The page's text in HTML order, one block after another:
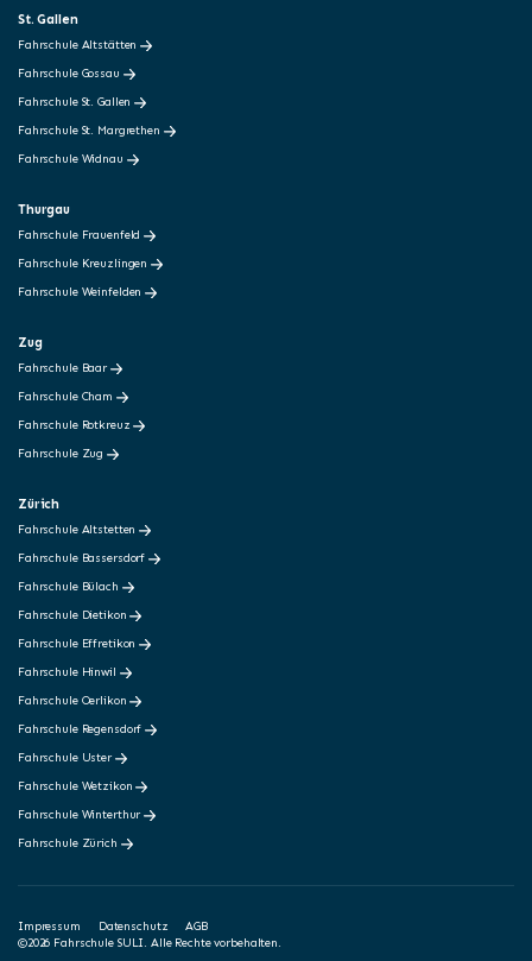
St. Gallen
Fahrschule Altstätten
Fahrschule Gossau
Fahrschule St. Gallen
Fahrschule St. Margrethen
Fahrschule Widnau
Thurgau
Fahrschule Frauenfeld
Fahrschule Kreuzlingen
Fahrschule Weinfelden
Zug
Fahrschule Baar
Fahrschule Cham
Fahrschule Rotkreuz
Fahrschule Zug
Zürich
Fahrschule Altstetten
Fahrschule Bassersdorf
Fahrschule Bülach
Fahrschule Dietikon
Fahrschule Effretikon
Fahrschule Hinwil
Fahrschule Oerlikon
Fahrschule Regensdorf
Fahrschule Uster
Fahrschule Wetzikon
Fahrschule Winterthur
Fahrschule Zürich
Impressum Datenschutz
AGB
©2026 Fahrschule SULI. Alle Rechte vorbehalten.